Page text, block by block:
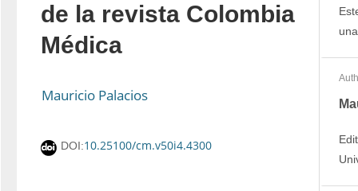
de la revista Colombia
Médica
Mauricio Palacios
DOI:10.25100/cm.v50i4.4300